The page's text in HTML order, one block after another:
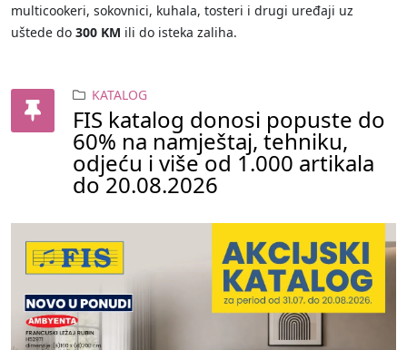
multicookeri, sokovnici, kuhala, tosteri i drugi uređaji uz
uštede do 300 KM ili do isteka zaliha.
KATALOG
FIS katalog donosi popuste do
60% na namještaj, tehniku,
odjeću i više od 1.000 artikala
do 20.08.2026